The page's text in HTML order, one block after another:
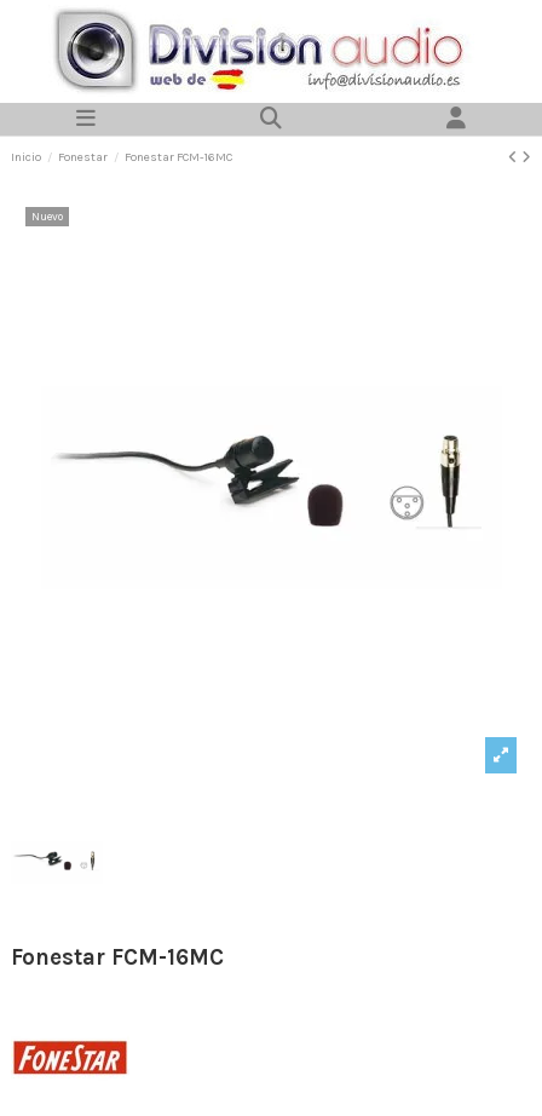
Inicio Fonestar Fonestar FCM-16MC
Nuevo
Fonestar FCM-16MC